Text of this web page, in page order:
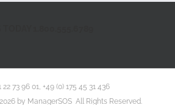
22 73 96 01, +49 (0) 175 45 31 436
2026 by ManagerSOS All Rights Reserved.